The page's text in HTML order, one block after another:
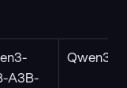
A3B-
Qwen3-